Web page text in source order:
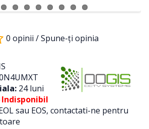
0 opinii /Spune-ţi opinia
24 luni
Indisponibil
sau EOS, contactati-ne pentru